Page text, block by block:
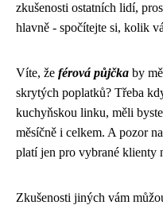
zkušenosti ostatních lidí,
hlavně - spočítejte si, kolik
Víte, že férová půjčka by
skrytých poplatků? Třeba
kuchyňskou linku, měli
měsíčně i celkem. A pozor
platí jen pro vybrané klienty
Zkušenosti jiných vám